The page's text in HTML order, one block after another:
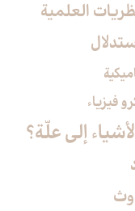
فيزياء
إلى علّة؟